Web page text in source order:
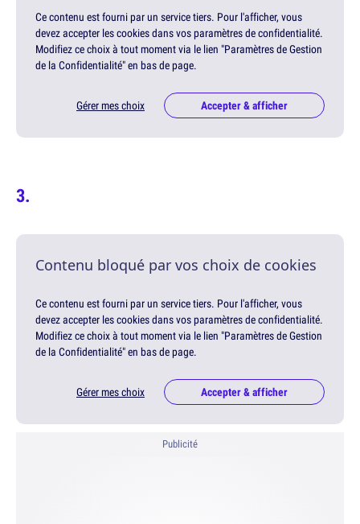
Ce contenu est fourni par un service tiers. Pour l'afficher, vous
devez accepter les cookies dans vos paramètres de confidentialité.
Modifiez ce choix à tout moment via le lien "Paramètres de Gestion
de la Confidentialité" en bas de page.
Gérer mes choix Accepter & afficher
Contenu bloqué par vos choix de cookies
Ce contenu est fourni par un service tiers. Pour l'afficher, vous
devez accepter les cookies dans vos paramètres de confidentialité.
Modifiez ce choix à tout moment via le lien "Paramètres de Gestion
de la Confidentialité" en bas de page.
Gérer mes choix Accepter & afficher
Publicité